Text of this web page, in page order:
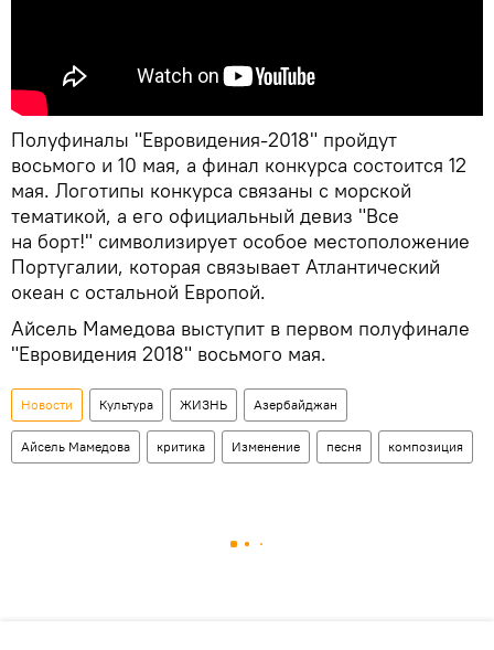
Полуфиналы "Евровидения-2018" пройдут
восьмого и 10 мая, а финал конкурса состоится 12
мая. Логотипы конкурса связаны с морской
тематикой, а его официальный девиз "Все
на борт!" символизирует особое местоположение
Португалии, которая связывает Атлантический
океан с остальной Европой.
Айсель Мамедова выступит в первом полуфинале
"Евровидения 2018" восьмого мая.
Новости Культура ЖИЗНЬ Азербайджан
Айсель Мамедова критика Изменение песня композиция